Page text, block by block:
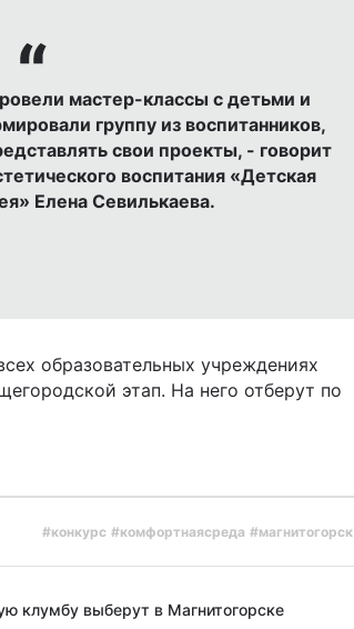
мастер-классы с детьми и
группу из воспитанников,
свои проекты, - говорит
воспитания «Детская
Елена Севилькаева.
образовательных учреждениях
этап. На него отберут по
#конкурс #комфортнаясреда #магнитогорск
клумбу выберут в Магнитогорске